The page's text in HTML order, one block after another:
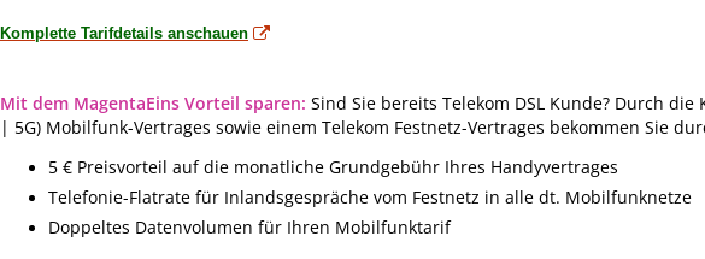
Komplette Tarifdetails anschauen
Mit dem MagentaEins Vorteil sparen: Sind Sie bereits Telekom DSL Kunde? Durch
| 5G) Mobilfunk-Vertrages sowie einem Telekom Festnetz-Vertrages bekommen Sie
5 € Preisvorteil auf die monatliche Grundgebühr Ihres Handyvertrages
Telefonie-Flatrate für Inlandsgespräche vom Festnetz in alle dt. Mobilfunknetze
Doppeltes Datenvolumen für Ihren Mobilfunktarif